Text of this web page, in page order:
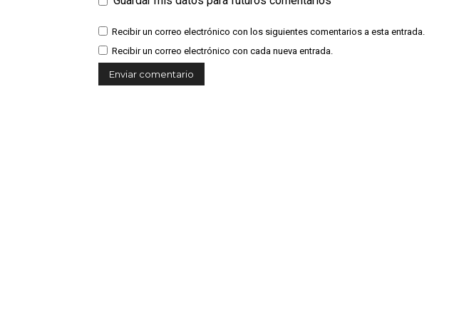
Recibir un correo electrónico con los siguientes comentarios a esta entrada.
Recibir un correo electrónico con cada nueva entrada.